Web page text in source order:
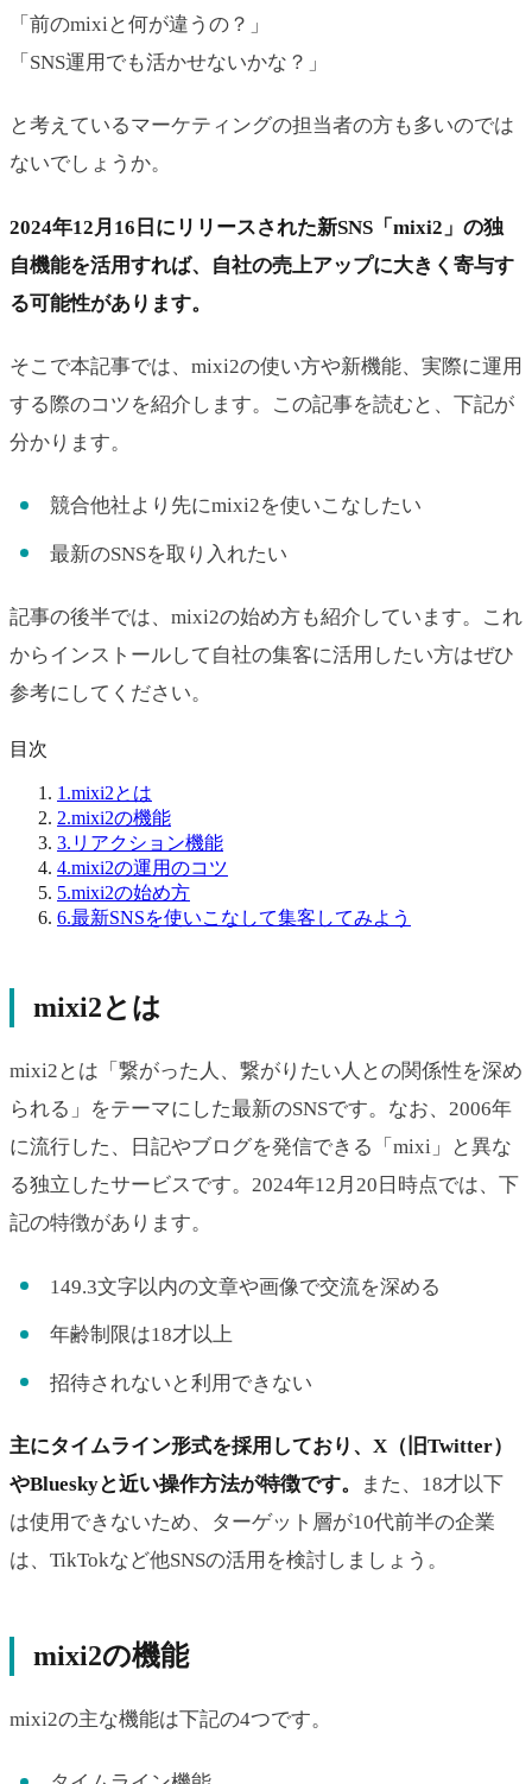
「前のmixiと何が違うの？」
「SNS運用でも活かせないかな？」
と考えているマーケティングの担当者の方も多いのでは
ないでしょうか。
2024年12月16日にリリースされた新SNS「mixi2」の独
自機能を活用すれば、自社の売上アップに大きく寄与す
る可能性があります。
そこで本記事では、mixi2の使い方や新機能、実際に運用
する際のコツを紹介します。この記事を読むと、下記が
分かります。
競合他社より先にmixi2を使いこなしたい
最新のSNSを取り入れたい
記事の後半では、mixi2の始め方も紹介しています。これ
からインストールして自社の集客に活用したい方はぜひ
参考にしてください。
目次
1.mixi2とは
2.mixi2の機能
3. リアクション機能
4.mixi2の運用のコツ
5.mixi2の始め方
6.最新SNSを使いこなして集客してみよう
mixi2とは
mixi2とは「繋がった人、繋がりたい人との関係性を深め
られる」をテーマにした最新のSNSです。なお、2006年
に流行した、日記やブログを発信できる「mixi」と異な
る独立したサービスです。2024年12月20日時点では、下
記の特徴があります。
149.3文字以内の文章や画像で交流を深める
年齢制限は18才以上
招待されないと利用できない
主にタイムライン形式を採用しており、X（旧Twitter）
やBlueskyと近い操作方法が特徴です。
また、18才以下
は使用できないため、ターゲット層が10代前半の企業
は、TikTokなど他SNSの活用を検討しましょう。
mixi2の機能
mixi2の主な機能は下記の4つです。